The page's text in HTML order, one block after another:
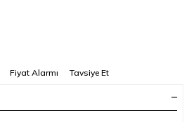
Fiyat Alarmı Tavsiye Et